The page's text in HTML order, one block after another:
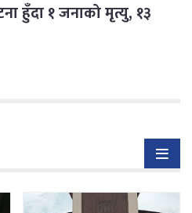
हुँदा १ जनाको मृत्यु, १३